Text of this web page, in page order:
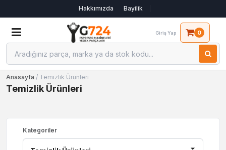
Hakkımızda Bayilik
Giriş Yap 0
Anasayfa / Temizlik Ürünleri
Temizlik Ürünleri
Kategoriler